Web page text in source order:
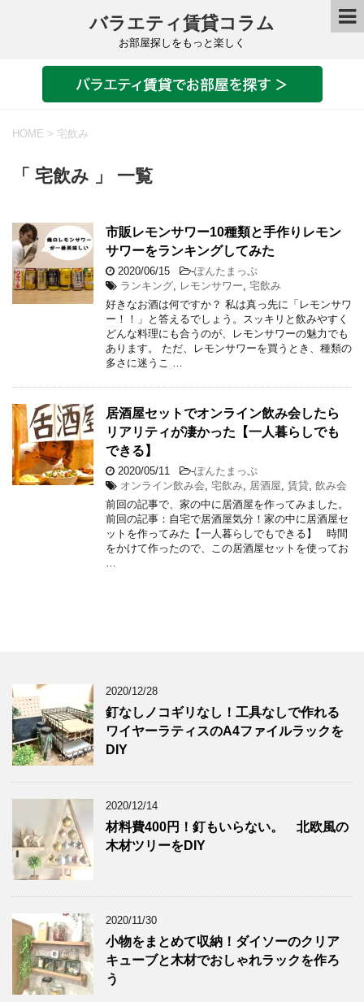
バラエティ賃貸コラム
お部屋探しをもっと楽しく
HOME > 宅飲み
「 宅飲み 」 一覧
市販レモンサワー10種類と手作りレモン
サワーをランキングしてみた
2020/06/15 -ぽんたまっぷ
ランキング
レモンサワー 宅飲み
好きなお酒は何ですか？ 私は真っ先に「レモンサワ
ー！！」と答えるでしょう。スッキリと飲みやすく
どんな料理にも合うのが、レモンサワーの魅力でも
あります。 ただ、レモンサワーを買うとき、種類の
多さに迷うこ …
居酒屋セットでオンライン飲み会したら
リアリティが凄かった【一人暮らしでも
できる】
2020/05/11 -ぽんたまっぷ
オンライン飲み会 宅飲み 居酒屋 賃貸 飲み会
前回の記事で、家の中に居酒屋を作ってみました。
前回の記事：自宅で居酒屋気分！家の中に居酒屋セ
ットを作ってみた【一人暮らしでもできる】 時間
をかけて作ったので、この居酒屋セットを使ってお
2020/12/28
釘なしノコギリなし！工具なしで作れる
ワイヤーラティスのA4ファイルラックを
DIY
2020/12/14
材料費400円！釘もいらない。 北欧風の
木材ツリーをDIY
2020/11/30
小物をまとめて収納！ダイソーのクリア
キューブと木材でおしゃれラックを作ろ
う